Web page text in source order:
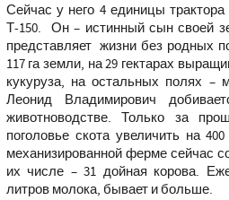
Сейчас у него 4 единицы
Т-150. Он – истинный сын своей
представляет жизни без родных
117 га земли, на 29 гектарах
кукуруза, на остальных полях –
Леонид Владимирович
животноводстве. Только за
поголовье скота увеличить на
механизированной ферме сейчас
их числе – 31 дойная корова.
литров молока, бывает и больше.